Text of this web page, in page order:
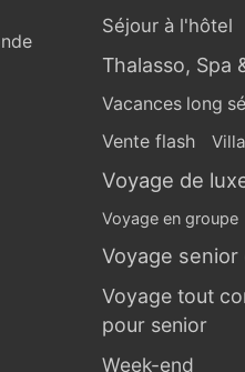
Séjour à l'hôtel
Thalasso, Spa
Vacances long
Vente flash
Voyage de
Voyage en groupe
Voyage senior
Voyage tout
pour senior
Week-end